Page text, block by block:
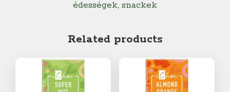
édességek, snackek
Related products